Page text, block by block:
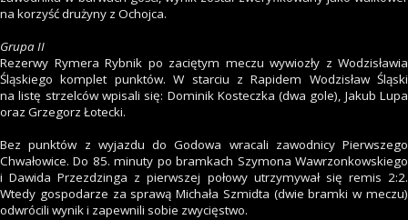
na korzyść drużyny z Ochojca.
Grupa II
Rezerwy Rymera Rybnik po zaciętym meczu wywiozły z Wodzisławia
Śląskiego komplet punktów. W starciu z Rapidem Wodzisław Śląski
na listę strzelców wpisali się: Dominik Kosteczka (dwa gole), Jakub Lupa
oraz Grzegorz Łotecki.
Bez punktów z wyjazdu do Godowa wracali zawodnicy Pierwszego
Chwałowice. Do 85. minuty po bramkach Szymona Wawrzonkowskiego
i Dawida Przezdzinga z pierwszej połowy utrzymywał się remis 2:2.
Wtedy gospodarze za sprawą Michała Szmidta (dwie bramki w meczu)
odwrócili wynik i zapewnili sobie zwycięstwo.